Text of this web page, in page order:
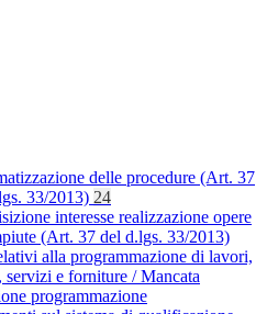
delle procedure (Art. 37
33/2013) 24
interesse realizzazione opere
(Art. 37 del d.lgs. 33/2013)
alla programmazione di lavori,
servizi e forniture / Mancata
programmazione